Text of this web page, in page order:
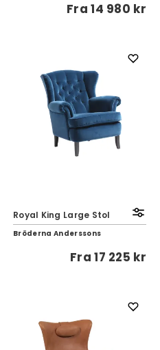
Fra14 980 kr
Royal King Large Stol
Bröderna Anderssons
Fra17 225 kr